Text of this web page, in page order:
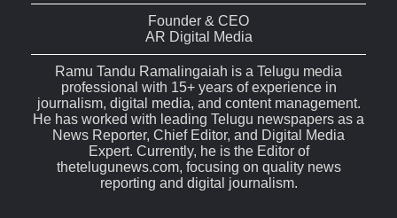
Founder & CEO
AR Digital Media
Ramu Tandu Ramalingaiah is a Telugu media
professional with 15+ years of experience in
journalism, digital media, and content management.
He has worked with leading Telugu newspapers as a
News Reporter, Chief Editor, and Digital Media
Expert. Currently, he is the Editor of
thetelugunews.com, focusing on quality news
reporting and digital journalism.